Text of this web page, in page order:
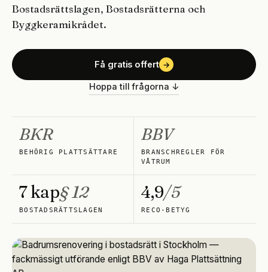
Bostadsrättslagen, Bostadsrätterna och
Byggkeramikrådet.
Få gratis offert →
Hoppa till frågorna ↓
BKR
BEHÖRIG PLATTSÄTTARE
BBV
BRANSCHREGLER FÖR
VÅTRUM
7 kap§ 12
BOSTADSRÄTTSLAGEN
4,9/5
RECO-BETYG